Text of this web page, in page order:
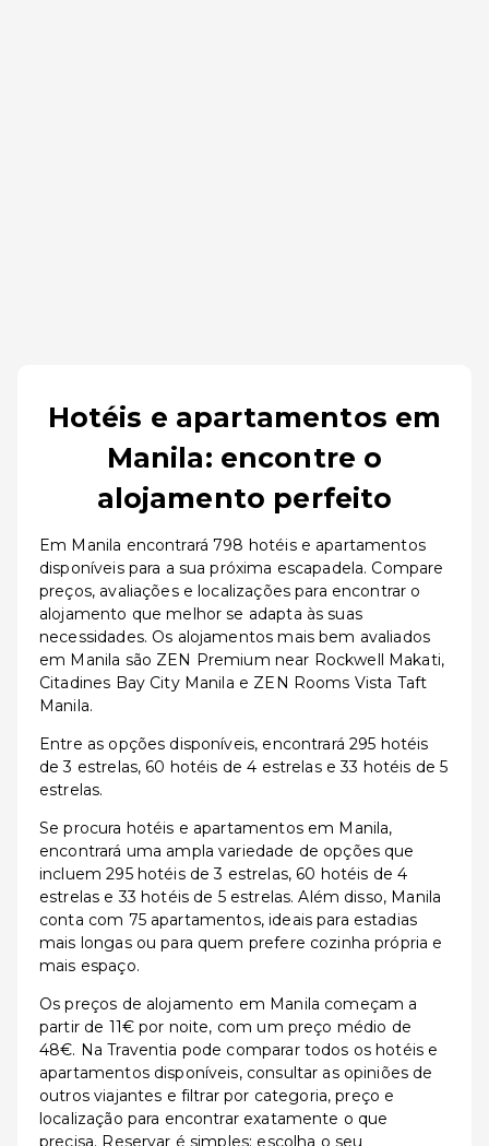
Hotéis e apartamentos em
Manila: encontre o
alojamento perfeito
Em Manila encontrará 798 hotéis e apartamentos
disponíveis para a sua próxima escapadela. Compare
preços, avaliações e localizações para encontrar o
alojamento que melhor se adapta às suas
necessidades. Os alojamentos mais bem avaliados
em Manila são ZEN Premium near Rockwell Makati,
Citadines Bay City Manila e ZEN Rooms Vista Taft
Manila.
Entre as opções disponíveis, encontrará 295 hotéis
de 3 estrelas, 60 hotéis de 4 estrelas e 33 hotéis de 5
estrelas.
Se procura hotéis e apartamentos em Manila,
encontrará uma ampla variedade de opções que
incluem 295 hotéis de 3 estrelas, 60 hotéis de 4
estrelas e 33 hotéis de 5 estrelas. Além disso, Manila
conta com 75 apartamentos, ideais para estadias
mais longas ou para quem prefere cozinha própria e
mais espaço.
Os preços de alojamento em Manila começam a
partir de 11€ por noite, com um preço médio de
48€. Na Traventia pode comparar todos os hotéis e
apartamentos disponíveis, consultar as opiniões de
outros viajantes e filtrar por categoria, preço e
localização para encontrar exatamente o que
precisa. Reservar é simples: escolha o seu